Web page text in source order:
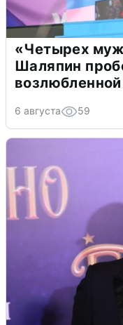
«Четырех
Шаляпин
возлюбленной
6 августа 59